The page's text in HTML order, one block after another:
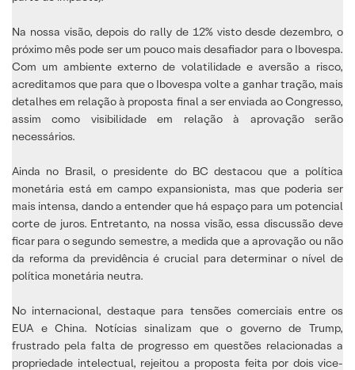
Na nossa visão, depois do rally de 12% visto desde dezembro, o
próximo mês pode ser um pouco mais desafiador para o Ibovespa.
Com um ambiente externo de volatilidade e aversão a risco,
acreditamos que para que o Ibovespa volte a ganhar tração, mais
detalhes em relação à proposta final a ser enviada ao Congresso,
assim como visibilidade em relação à aprovação serão
necessários.
Ainda no Brasil, o presidente do BC destacou que a política
monetária está em campo expansionista, mas que poderia ser
mais intensa, dando a entender que há espaço para um potencial
corte de juros. Entretanto, na nossa visão, essa discussão deve
ficar para o segundo semestre, a medida que a aprovação ou não
da reforma da previdência é crucial para determinar o nível de
política monetária neutra.
No internacional, destaque para tensões comerciais entre os
EUA e China. Notícias sinalizam que o governo de Trump,
frustrado pela falta de progresso em questões relacionadas a
propriedade intelectual, rejeitou a proposta feita por dois vice-